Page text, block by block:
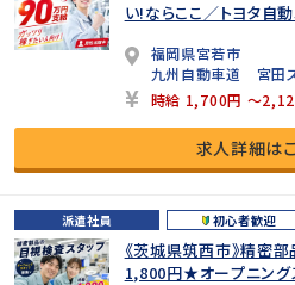
い!ならここ／トヨタ自
福岡県宮若市
九州自動車道 宮田
時給 1,700円 ～
求人詳細は
派遣社員 初心者歓迎
《茨城県筑西市》精密
1,800円★オープニング